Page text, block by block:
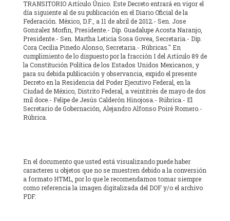
TRANSITORIO Artículo Único. Este Decreto entrará en vigor el
día siguiente al de su publicación en el Diario Oficial de la
Federación. México, D.F., a 11 de abril de 2012.- Sen. Jose
Gonzalez Morfin, Presidente.- Dip. Guadalupe Acosta Naranjo,
Presidente.- Sen. Martha Leticia Sosa Govea, Secretaria.- Dip.
Cora Cecilia Pinedo Alonso, Secretaria.- Rúbricas." En
cumplimiento de lo dispuesto por la fracción I del Artículo 89 de
la Constitución Política de los Estados Unidos Mexicanos, y
para su debida publicación y observancia, expido el presente
Decreto en la Residencia del Poder Ejecutivo Federal, en la
Ciudad de México, Distrito Federal, a veintitrés de mayo de dos
mil doce.- Felipe de Jesús Calderón Hinojosa.- Rúbrica.- El
Secretario de Gobernación, Alejandro Alfonso Poiré Romero.-
Rúbrica.
En el documento que usted está visualizando puede haber
caracteres u objetos que no se muestren debido a la conversión
a formato HTML, por lo que le recomendamos tomar siempre
como referencia la imagen digitalizada del DOF y/o el archivo
PDF.